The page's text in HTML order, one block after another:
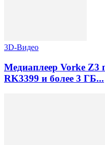
3D-Видео
Медиаплеер Vorke Z3
RK3399 и более 3 ГБ...